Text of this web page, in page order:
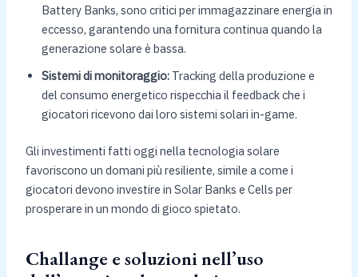
Battery Banks, sono critici per immagazzinare energia in
eccesso, garantendo una fornitura continua quando la
generazione solare è bassa.
Sistemi di monitoraggio:Tracking della produzione e
del consumo energetico rispecchia il feedback che i
giocatori ricevono dai loro sistemi solari in-game.
Gli investimenti fatti oggi nella tecnologia solare
favoriscono un domani più resiliente, simile a come i
giocatori devono investire in Solar Banks e Cells per
prosperare in un mondo di gioco spietato.
Challange e soluzioni nell’uso